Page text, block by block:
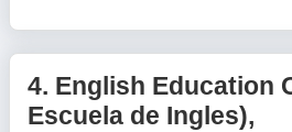
4. English Education
Escuela de Ingles),